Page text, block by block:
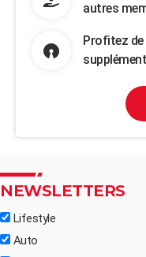
autres
Profitez
NEWSLETTERS
Lifestyle
Auto